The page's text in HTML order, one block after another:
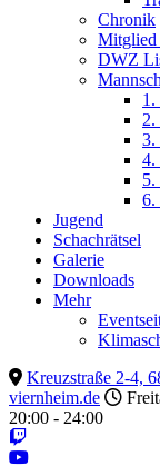
Chronik
Mitglied
DWZ
1.
2.
3.
4.
5.
6.
Jugend
Schachrätsel
Galerie
Downloads
Mehr
Kreuzstraße 2-4,
viernheim.de
20:00 - 24:00